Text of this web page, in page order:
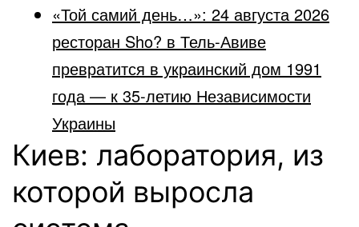
«Той самий день…»: 24 августа 2026
ресторан Sho? в Тель-Авиве
превратится в украинский дом 1991
года — к 35-летию Независимости
Украины
Киев: лаборатория, из
которой выросла